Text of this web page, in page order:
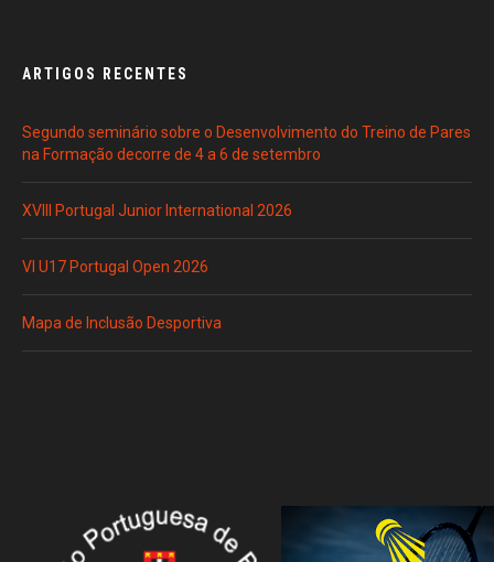
ARTIGOS RECENTES
Segundo seminário sobre o Desenvolvimento do Treino de Pares
na Formação decorre de 4 a 6 de setembro
XVIII Portugal Junior International 2026
VI U17 Portugal Open 2026
Mapa de Inclusão Desportiva